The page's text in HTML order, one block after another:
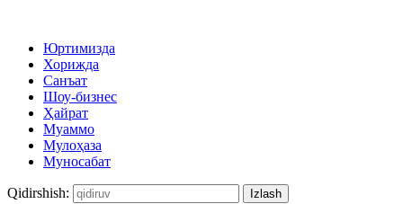
Юртимизда
Хорижда
Санъат
Шоу-бизнес
Ҳайрат
Муаммо
Мулоҳаза
Муносабат
Qidirshish: